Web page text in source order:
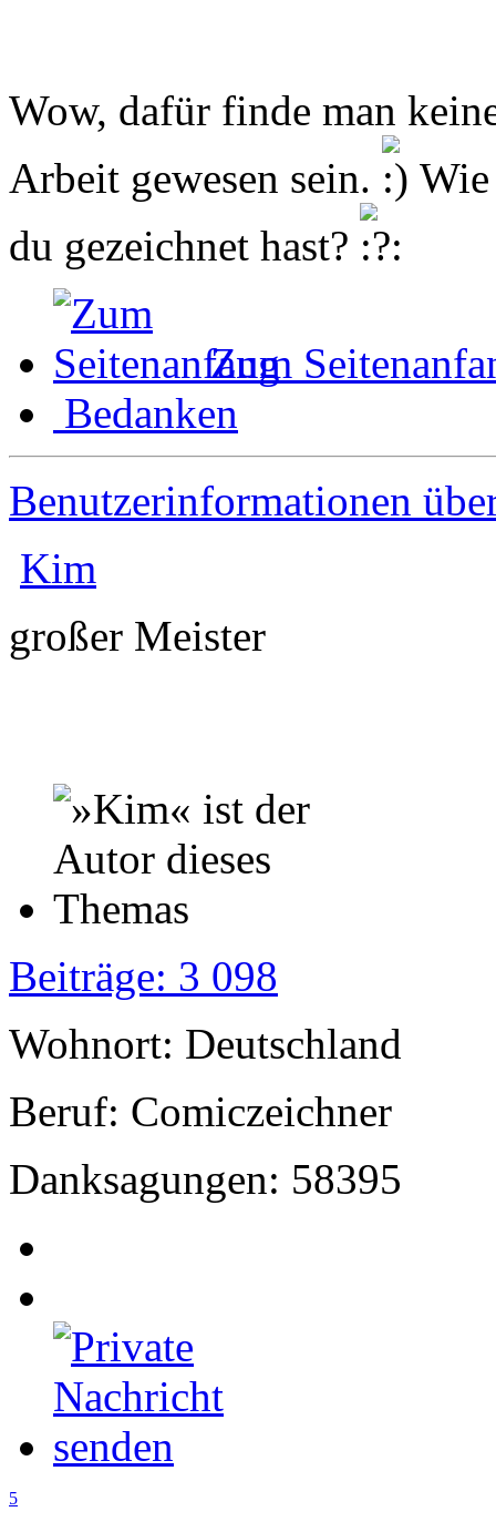
Wow, dafür finde man
Arbeit gewesen sein.
du gezeichnet hast?
Zum
Bedanken
Benutzerinformationen
Kim
großer Meister
Beiträge: 3 098
Wohnort: Deutschland
Beruf: Comiczeichner
Danksagungen: 58395
5